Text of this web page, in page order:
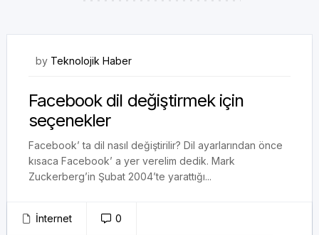
by Teknolojik Haber
Facebook dil değiştirmek için
seçenekler
Facebook’ ta dil nasıl değiştirilir? Dil ayarlarından önce
kısaca Facebook’ a yer verelim dedik. Mark
Zuckerberg’in Şubat 2004’te yarattığı...
İnternet 0